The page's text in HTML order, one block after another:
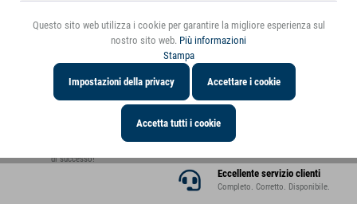
Oltre 30 anni di esperienza nel
di successo!
prezzo
Eccellente servizio clienti
Completo. Corretto. Disponibile.
Questo sito web utilizza i cookie per garantire la migliore esperienza sul
nostro sito web. Più informazioni
Stampa
Impostazioni della privacy Accettare i cookie
Accetta tutti i cookie